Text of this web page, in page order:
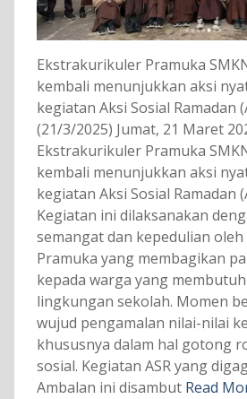
Ekstrakurikuler Pramuka
kembali menunjukkan aksi
kegiatan Aksi Sosial Ramadan
(21/3/2025) Jumat, 21 Maret
Ekstrakurikuler Pramuka
kembali menunjukkan aksi
kegiatan Aksi Sosial Ramadan
Kegiatan ini dilaksanakan
semangat dan kepedulian
Pramuka yang membagikan
kepada warga yang
lingkungan sekolah. Momen
wujud pengamalan nilai-nilai
khususnya dalam hal gotong
sosial. Kegiatan ASR yang
Ambalan ini disambut Read